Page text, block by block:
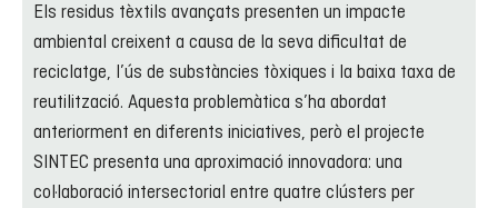
Els residus tèxtils avançats presenten un impacte
ambiental creixent a causa de la seva dificultat de
reciclatge, l’ús de substàncies tòxiques i la baixa taxa de
reutilització. Aquesta problemàtica s’ha abordat
anteriorment en diferents iniciatives, però el projecte
SINTEC presenta una aproximació innovadora: una
col·laboració intersectorial entre quatre clústers per